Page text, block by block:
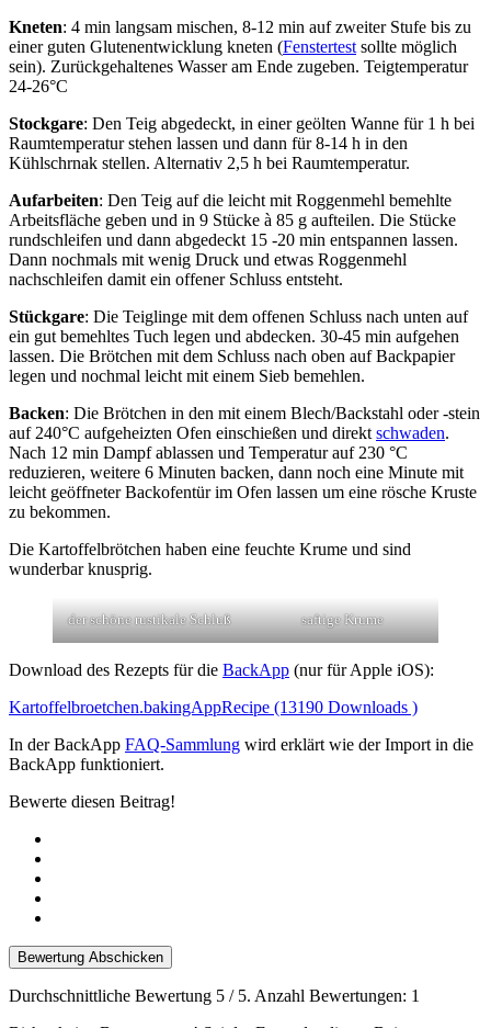
Kneten: 4 min langsam mischen, 8-12 min auf zweiter Stufe bis zu
einer guten Glutenentwicklung kneten (Fenstertest sollte möglich
sein). Zurückgehaltenes Wasser am Ende zugeben. Teigtemperatur
24-26°C
Stockgare: Den Teig abgedeckt, in einer geölten Wanne für 1 h bei
Raumtemperatur stehen lassen und dann für 8-14 h in den
Kühlschrnak stellen. Alternativ 2,5 h bei Raumtemperatur.
Aufarbeiten: Den Teig auf die leicht mit Roggenmehl bemehlte
Arbeitsfläche geben und in 9 Stücke à 85 g aufteilen. Die Stücke
rundschleifen und dann abgedeckt 15 -20 min entspannen lassen.
Dann nochmals mit wenig Druck und etwas Roggenmehl
nachschleifen damit ein offener Schluss entsteht.
Stückgare: Die Teiglinge mit dem offenen Schluss nach unten auf
ein gut bemehltes Tuch legen und abdecken. 30-45 min aufgehen
lassen. Die Brötchen mit dem Schluss nach oben auf Backpapier
legen und nochmal leicht mit einem Sieb bemehlen.
Backen: Die Brötchen in den mit einem Blech/Backstahl oder -stein
auf 240°C aufgeheizten Ofen einschießen und direkt schwaden.
Nach 12 min Dampf ablassen und Temperatur auf 230 °C
reduzieren, weitere 6 Minuten backen, dann noch eine Minute mit
leicht geöffneter Backofentür im Ofen lassen um eine rösche Kruste
zu bekommen.
Die Kartoffelbrötchen haben eine feuchte Krume und sind
wunderbar knusprig.
der schöne rustikale Schluß saftige Krume
Download des Rezepts für die BackApp (nur für Apple iOS):
Kartoffelbroetchen.bakingAppRecipe (13190 Downloads )
In der BackApp FAQ-Sammlung wird erklärt wie der Import in die
BackApp funktioniert.
Bewerte diesen Beitrag!
Bewertung Abschicken
Durchschnittliche Bewertung 5 / 5. Anzahl Bewertungen: 1